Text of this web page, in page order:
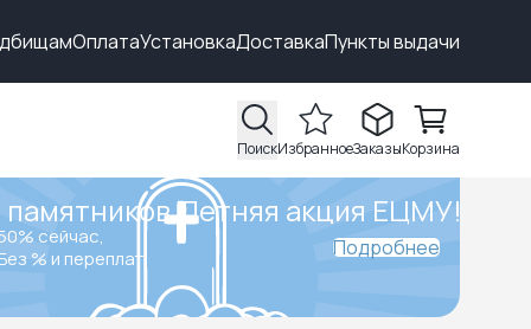
ОплатаУстановкаДоставкаПункты выдачи
ПоискИзбранноеЗаказыКорзина
Летняя акция ЕЦМУ!
сейчас,
% и переплат.
Подробнее